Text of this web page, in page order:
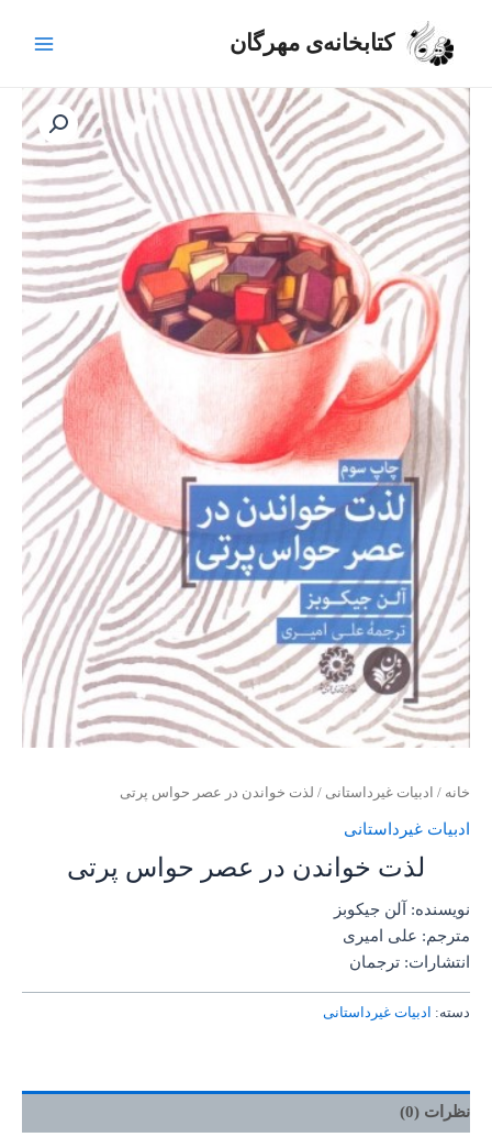
کتابخانه‌ی مهرگان
خانه / ادبیات غیرداستانی / لذت خواندن در عصر حواس پرتی
ادبیات غیرداستانی
لذت خواندن در عصر حواس پرتی
نویسنده: آلن جیکوبز
مترجم: علی امیری
انتشارات: ترجمان
دسته: ادبیات غیرداستانی
نظرات (0)